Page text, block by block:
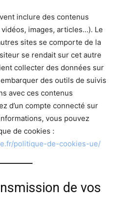
inclure des contenus
images, articles…). Le
sites se comporte de la
se rendait sur cet autre
collecter des données sur
des outils de suivis
avec ces contenus
d’un compte connecté sur
vous pouvez
de cookies :
politique-de-cookies-ue/
de vos